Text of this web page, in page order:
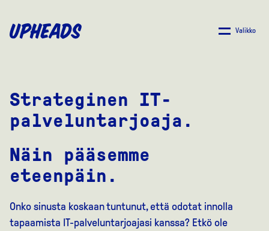
Valikko
Strateginen IT-
palveluntarjoaja.
Näin pääsemme
eteenpäin.
Onko sinusta koskaan tuntunut, että odotat innolla
tapaamista IT-palveluntarjoajasi kanssa? Etkö ole